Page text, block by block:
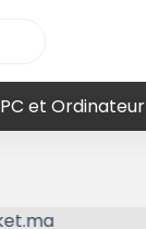
PC et Ordinateur